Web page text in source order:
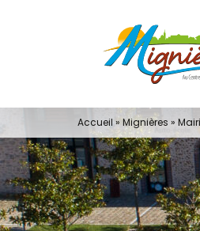
Accueil » Mignières »